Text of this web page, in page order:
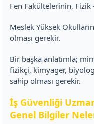
Fen Fakültelerinin,
Meslek Yüksek
olması gerekir.
Bir başka anlatımla;
fizikçi, kimyager,
sahip olması gerekir.
İş Güvenliği
Genel Bilgiler